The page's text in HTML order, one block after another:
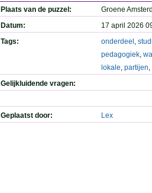
Plaats van de puzzel:
Groene
Datum:
17 april 2026
Tags:
onderdeel ,
pedagogiek,
lokale, partijen,
Gelijkluidende vragen:
Geplaatst door: Lex